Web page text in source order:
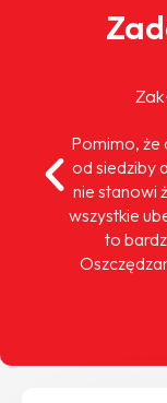
Pomimo, że
od siedziby
nie stanowi
wszystkie
to